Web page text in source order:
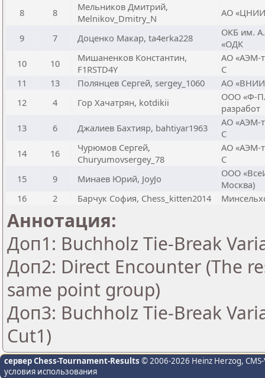
8
8
Мельников Дмитрий,
Melnikov_Dmitry_N
АО
9 7 Доценко Макар, ta4erka228
ОКБ им.
«ОДК
10
10
Мишаненков Константин,
F1RSTD4Y
АО «АЭМ-
С
11
13 Полянцев Сергей, sergey_1060
АО
12
4 Гор Хачатрян, kotdikii
ООО «Ф-
разработ
13
6 Джалиев Бахтияр, bahtiyar1963
АО «АЭМ-
С
14
16
Чурюмов Сергей,
Churyumovsergey_78
АО «АЭМ-
С
15
9 Минаев Юрий, JoyJo
ООО
Москва)
16
2 Барчук София, Chess_kitten2014
Аннотация:
Доп1: Buchholz Tie-Break
Доп2: Direct Encounter (The
same point group)
Доп3: Buchholz Tie-Break
Cut1)
сервер Chess-Tournament-Results © 2006-2026 Heinz Herzog,
условия использования